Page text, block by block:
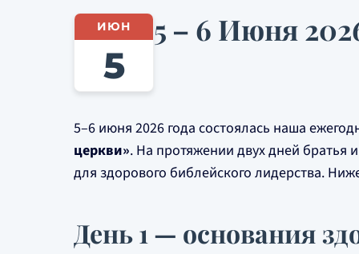
ИЮН
5
5 – 6 Июня
5–6 июня 2026 года состоялась наша
церкви». На протяжении двух дней братья
для здорового библейского лидерства.
День 1 — основания